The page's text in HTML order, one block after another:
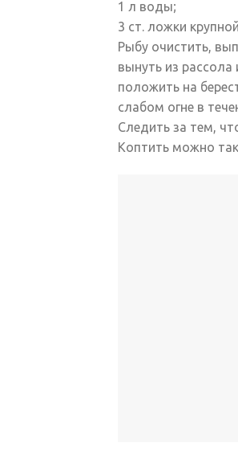
1 л воды;
3 ст. ложки
Рыбу очистить,
вынуть из
положить на
слабом огне в
Следить за тем,
Коптить можно